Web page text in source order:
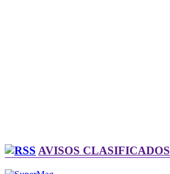
AVISOS CLASIFICADOS